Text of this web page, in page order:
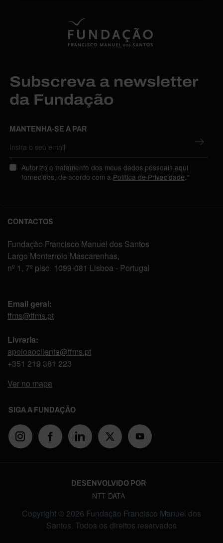
Subscreva a newsletter
da Fundação
MANTENHA-SE A PAR
Autorizo o tratamento dos meus dados pessoais aqui
fornecidos, de acordo com a Política de Privacidade .*
CONTACTOS
Fundação Francisco Manuel dos Santos
Largo Monterroio Mascarenhas,
nº 1, 7º piso, 1099-081 Lisboa - Portugal
Email geral:
ffms@ffms.pt
Livraria:
apoioaocliente@ffms.pt
+351 219 381 223
Ver no mapa
SIGA A FUNDAÇÃO
DESENVOLVIDO POR
NTT DATA
Copyright © 2026 Fundação Francisco Manuel dos
Santos. Todos os direitos reservados